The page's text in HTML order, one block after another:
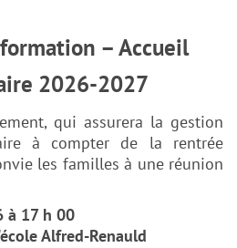
– Accueil
2026-2027
qui assurera la gestion
à compter de la rentrée
les familles à une réunion
à 17 h 00
Alfred-Renauld